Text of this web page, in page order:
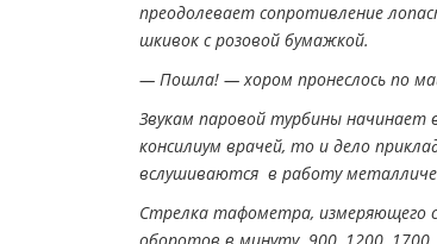
преодолевает сопротивление
шкивок с розовой бумажкой.
— Пошла! — хором пронеслось по
Звукам паровой турбины
консилиум врачей, то и дело
вслушиваются в работу
Стрелка тафометра, измеряющего